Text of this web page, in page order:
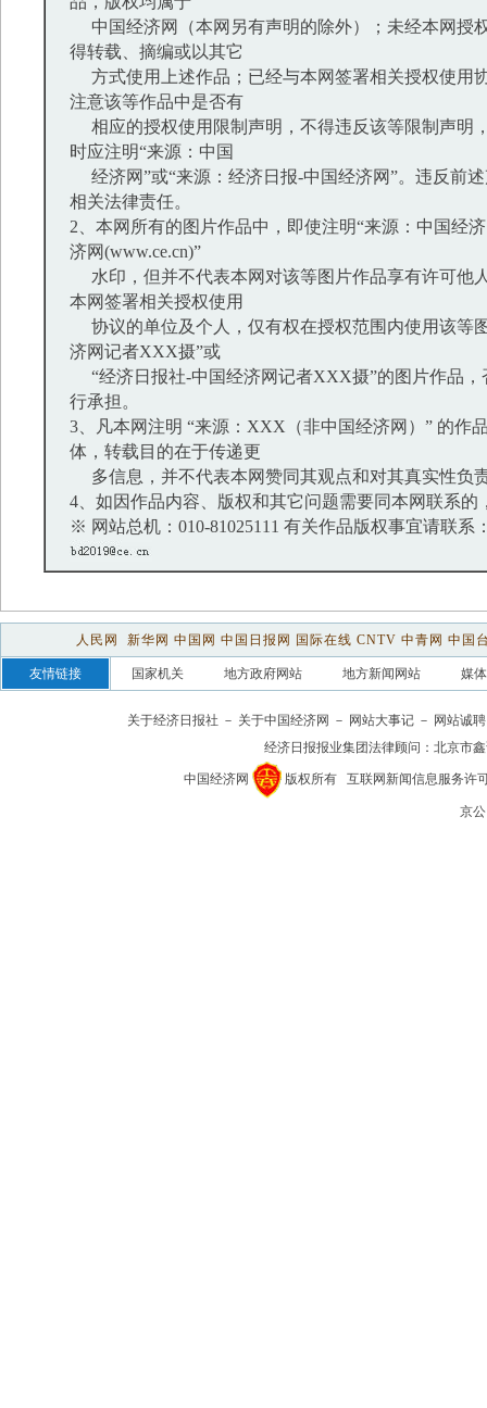
中国经济网（本网另有声明的除外）；未经本网授
得转载、摘编或以其它
方式使用上述作品；已经与本网签署相关授权使用
注意该等作品中是否有
相应的授权使用限制声明，不得违反该等限制声明
时应注明“来源：中国
经济网”或“来源：经济日报-中国经济网”。违反前
相关法律责任。
2、本网所有的图片作品中，即使注明“来源：中国经
济网(www.ce.cn)”
水印，但并不代表本网对该等图片作品享有许可他
本网签署相关授权使用
协议的单位及个人，仅有权在授权范围内使用该等
济网记者XXX摄”或
“经济日报社-中国经济网记者XXX摄”的图片作品，
行承担。
3、凡本网注明 “来源：XXX（非中国经济网）” 的作
体，转载目的在于传递更
多信息，并不代表本网赞同其观点和对其真实性负
4、如因作品内容、版权和其它问题需要同本网联系的
※ 网站总机：010-81025111 有关作品版权事宜请联系
人民网 新华网 中国网 中国日报网 国际在线 CNTV 中青网 中国
友情链接 国家机关 地方政府网站 地方新闻网站 媒
关于经济日报社 － 关于中国经济网 － 网站大事记 － 网站诚聘
经济日报报业集团法律顾问： 北京市
中国经济网 版权所有 互联网新闻信息服务许
京